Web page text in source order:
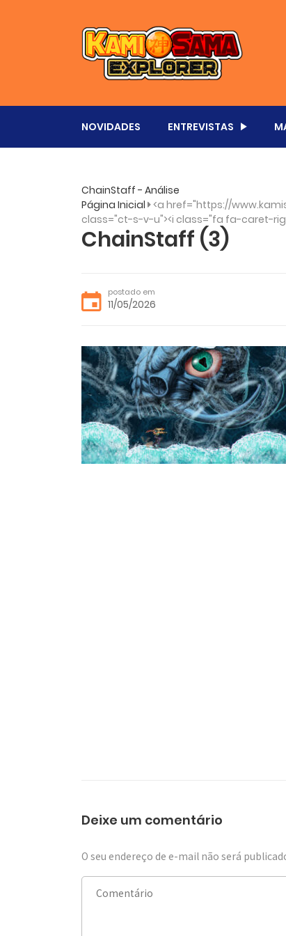
NOVIDADES ENTREVISTAS
ChainStaff - Análise
Página Inicial <a href="https://
class="ct-s-v-u"><i class="fa fa-caret-
ChainStaff (3)
postado em
11/05/2026
Deixe um comentário
O seu endereço de e-mail não será